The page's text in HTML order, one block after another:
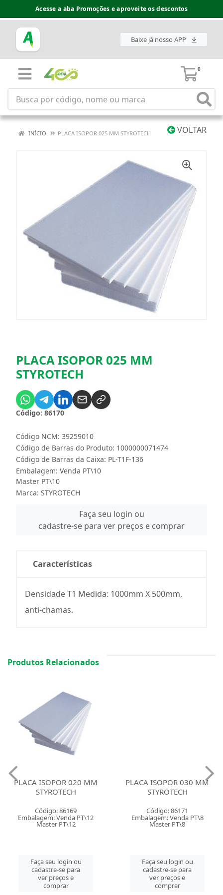
Acesse a aba Promoções e aproveite os descontos
Baixe já nosso APP
0
VOLTAR
INÍCIO PLACA ISOPOR 025 MM STYROTECH
PLACA ISOPOR 025 MM
STYROTECH
Código: 86170
Código NCM: 39259010
Código de Barras do Produto: 1000000071474
Código de Barras da Caixa: PL-T1F-136
Embalagem: Venda PT\10
Master PT\10
Marca: STYROTECH
Faça seu login ou
cadastre-se para ver preços e comprar
Características
Densidade T1 Medida: 1000mm X 500mm,
anti-chamas.
Produtos Relacionados
PLACA ISOPOR 020 MM
STYROTECH
Código: 86169
Embalagem: Venda PT\12
Master PT\12
Faça seu login ou
cadastre-se para
ver preços e
comprar
PLACA ISOPOR 030 MM
STYROTECH
Código: 86171
Embalagem: Venda PT\8
Master PT\8
Faça seu login ou
cadastre-se para
ver preços e
comprar